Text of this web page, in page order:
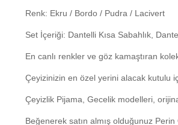
Renk: Ekru / Bordo / Pudra / Lacivert
Set İçeriği: Dantelli Kısa Sabahlık,
En canlı renkler ve göz kamaştıran
Çeyizinizin en özel yerini alacak kutulu
Çeyizlik Pijama, Gecelik modelleri,
Beğenerek satın almış olduğunuz